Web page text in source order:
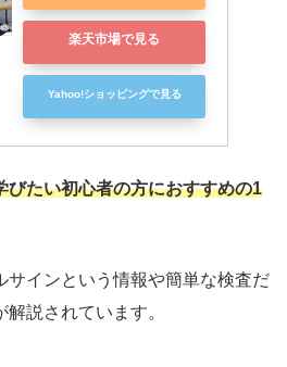
楽天市場で見る
Yahoo!ショッピングで見る
びたい初心者の方におすすめの1
サインという情報や簡単な検査だ
説されています。